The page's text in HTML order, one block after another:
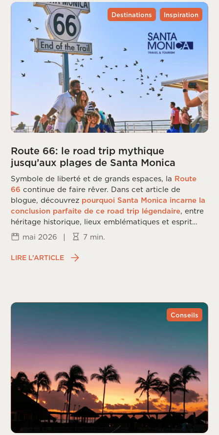
Destinations Inspiration
Route 66: le road trip mythique
jusqu’aux plages de Santa Monica
Symbole de liberté et de grands espaces, la Route
66 continue de faire rêver. Dans cet article de
blogue, découvrez pourquoi Santa Monica incarne la
conclusion parfaite de ce road trip légendaire, entre
héritage historique, lieux emblématiques et esprit
californien.
mai 2026 | 7 min.
LIRE L’ARTICLE
Conseils